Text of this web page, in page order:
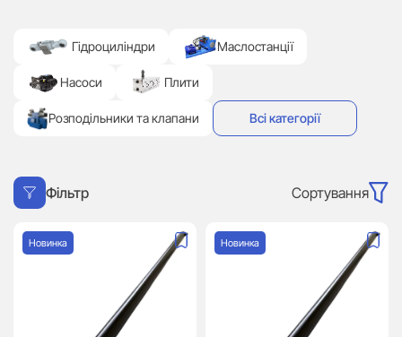
Гідроциліндри Маслостанції
Насоси Плити
Розподільники та клапани Всі категорії
Фільтр Сортування
Новинка Новинка